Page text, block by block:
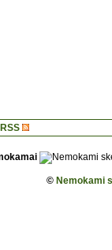
RSS
© Nemokami